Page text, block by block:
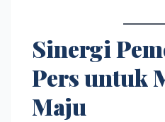
Sinergi
Pers untuk
Maju